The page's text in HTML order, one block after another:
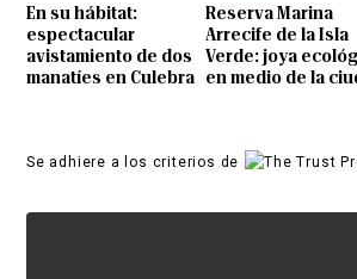
En su hábitat:
espectacular
avistamiento de dos
manatíes en Culebra
Reserva Marina
Arrecife de la Isla
Verde: joya
en medio de la
Se adhiere a los criterios de